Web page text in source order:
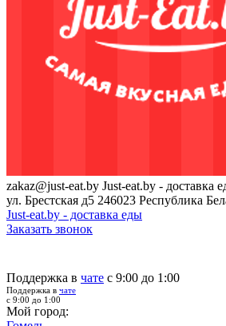
zakaz@just-eat.by Just-eat.by - доставка
ул. Брестская д5 246023 Республика
Just-eat.by - доставка еды
Заказать звонок
Поддержка в чате с 9:00 до 1:00
Поддержка в чате
с 9:00 до 1:00
Мой город: